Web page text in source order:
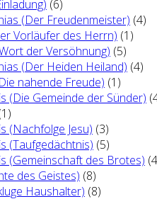
(6)
(Der Freudenmeister) (4)
Vorläufer des Herrn) (1)
der Versöhnung) (5)
(Der Heiden Heiland) (4)
nahende Freude) (1)
(Die Gemeinde der Sünder)
(Nachfolge Jesu) (3)
(Taufgedächtnis) (5)
(Gemeinschaft des Brotes)
des Geistes) (8)
Haushalter) (8)